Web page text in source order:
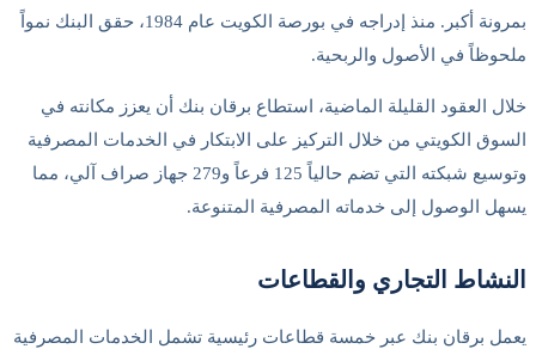
بمرونة أكبر. منذ إدراجه في بورصة الكويت عام 1984، حقق البنك نمواً
ملحوظاً في الأصول والربحية.
خلال العقود القليلة الماضية، استطاع برقان بنك أن يعزز مكانته في
السوق الكويتي من خلال التركيز على الابتكار في الخدمات المصرفية
وتوسيع شبكته التي تضم حالياً 125 فرعاً و279 جهاز صراف آلي، مما
يسهل الوصول إلى خدماته المصرفية المتنوعة.
النشاط التجاري والقطاعات
يعمل برقان بنك عبر خمسة قطاعات رئيسية تشمل الخدمات المصرفية